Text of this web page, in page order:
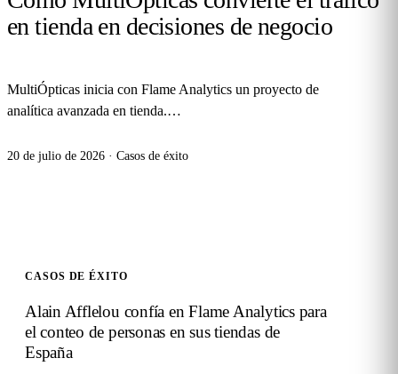
en tienda en decisiones de negocio
MultiÓpticas inicia con Flame Analytics un proyecto de
analítica avanzada en tienda.…
20 de julio de 2026 · Casos de éxito
CASOS DE ÉXITO
Alain Afflelou confía en Flame Analytics para
el conteo de personas en sus tiendas de
España